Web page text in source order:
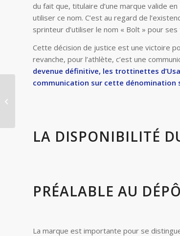
du fait que, titulaire d’une marque valide
utiliser ce nom. C’est au regard de
sprinteur d’utiliser le nom « Bolt » pour
Cette décision de justice est une victoire
revanche, pour l’athlète, c’est une
devenue définitive, les trottinettes
communication sur cette dénomination
LA DISPONIBILITÉ
PRÉALABLE AU
La marque est importante pour se